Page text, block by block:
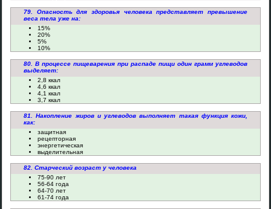
79. Опасность для здоровья человека представляет превышение
веса тела уже на:
15%
20%
5%
10%
80. В процессе пищеварения при распаде пищи один грамм углеводов
выделяет:
2,8 ккал
4,6 ккал
4,1 ккал
3,7 ккал
81. Накопление жиров и углеводов выполняет такая функция кожи,
как:
защитная
рецепторная
энергетическая
выделительная
82. Старческий возраст у человека
75-90 лет
56-64 года
64-70 лет
61-74 года